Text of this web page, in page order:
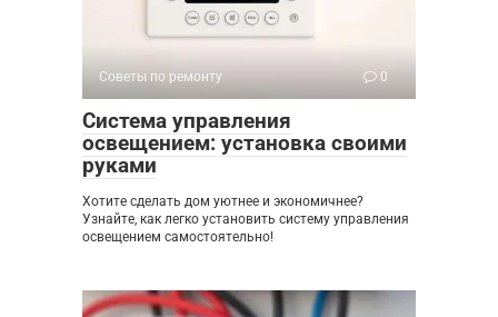
Советы по ремонту 0
Система управления
освещением: установка своими
руками
Хотите сделать дом уютнее и экономичнее?
Узнайте, как легко установить систему управления
освещением самостоятельно!